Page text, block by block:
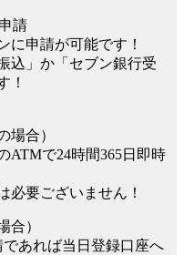
請
に申請が可能です！
込」か「セブン銀行受
！
場合）
ATMで24時間365日即時
必要ございません！
合）
あれば当⽇登録口座へ